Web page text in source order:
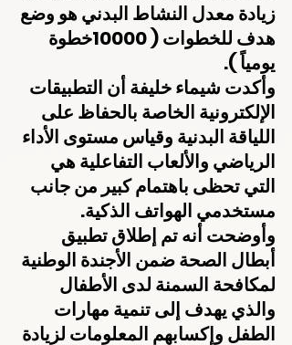
زيادة معدل النشاط البدني هو وضع
هدف للخطوات ( 10000خطوة
يومياً ).
وأكدت شيماء خليفة أن التطبيقات
الإلكترونية الخاصة بالحفاظ على
اللياقة البدنية وقياس مستوى الأداء
الرياضي والألعاب التفاعلية هي
التي تحظى باهتمام كبير من جانب
مستخدمي الهواتف الذكية.
وأوضحت أنه تم إطلاق تطبيق
أبطال الصحة ضمن الأجندة الوطنية
لمكافحة السمنة لدى الأطفال
والذي يهدف إلى تنمية مهارات
الطفل وإكسابهم المعلومات لزيادة